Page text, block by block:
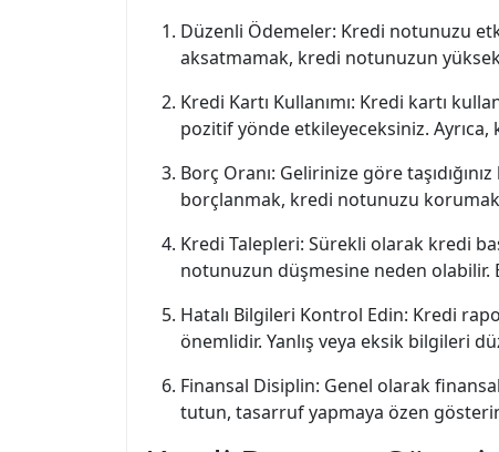
Düzenli Ödemeler: Kredi notunuzu
aksatmamak, kredi notunuzun yüksek
Kredi Kartı Kullanımı: Kredi kartı
pozitif yönde etkileyeceksiniz. Ayrıca,
Borç Oranı: Gelirinize göre
borçlanmak, kredi notunuzu
Kredi Talepleri: Sürekli olarak kredi
notunuzun düşmesine neden olabilir.
Hatalı Bilgileri Kontrol Edin: Kredi
önemlidir. Yanlış veya eksik bilgileri
Finansal Disiplin: Genel olarak
tutun, tasarruf yapmaya özen